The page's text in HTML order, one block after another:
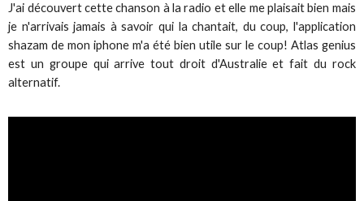
J'ai découvert cette chanson à la radio et elle me plaisait bien mais
je n'arrivais jamais à savoir qui la chantait, du coup, l'application
shazam de mon iphone m'a été bien utile sur le coup! Atlas genius
est un groupe qui arrive tout droit d'Australie et fait du rock
alternatif.